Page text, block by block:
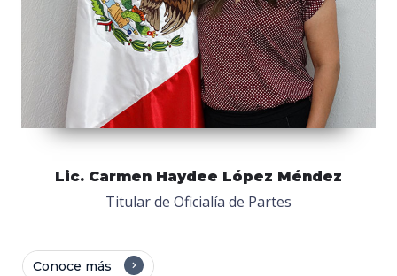
Lic. Carmen Haydee López Méndez
Titular de Oficialía de Partes
Conoce más